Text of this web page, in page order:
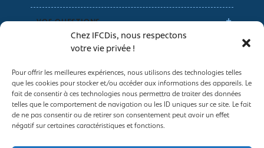
Chez IFCDis, nous respectons
votre vie privée !
Pour offrir les meilleures expériences, nous utilisons des technologies telles
que les cookies pour stocker et/ou accéder aux informations des appareils. Le
fait de consentir à ces technologies nous permettra de traiter des données
telles que le comportement de navigation ou les ID uniques sur ce site. Le fait
de ne pas consentir ou de retirer son consentement peut avoir un effet
négatif sur certaines caractéristiques et fonctions.
VOS QUESTIONS
NOS CONSEILS
Espace entreprises
Conditions générales de vente
Politique des Cookies